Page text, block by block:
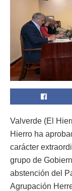
Valverde (El
Hierro ha
carácter
grupo de
abstención del
Agrupación